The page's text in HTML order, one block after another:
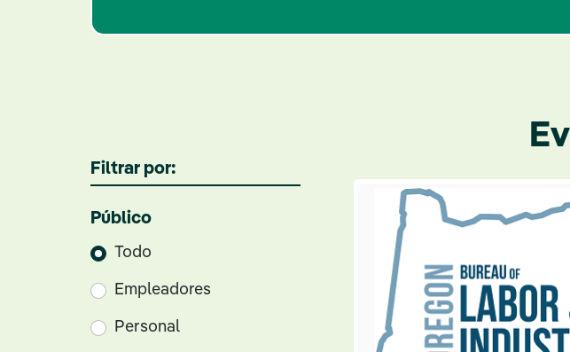
Filtrar por:
Público
Todo
Empleadores
Personal